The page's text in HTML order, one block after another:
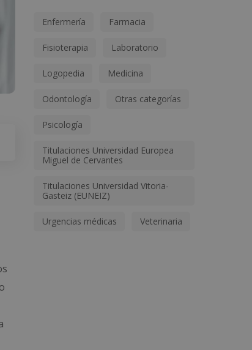
Enfermería Farmacia
Fisioterapia Laboratorio
Logopedia Medicina
Odontología Otras categorías
Psicología
Titulaciones Universidad Europea
Miguel de Cervantes
Titulaciones Universidad Vitoria-
Gasteiz (EUNEIZ)
Urgencias médicas Veterinaria